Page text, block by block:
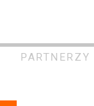
PARTNERZY